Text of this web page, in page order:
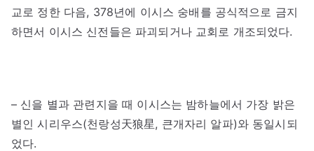
교로 정한 다음, 378년에 이시스 숭배를 공식적으로 금지
하면서 이시스 신전들은 파괴되거나 교회로 개조되었다.
– 신을 별과 관련지을 때 이시스는 밤하늘에서 가장 밝은
별인 시리우스(천랑성天狼星, 큰개자리 알파)와 동일시되
었다.